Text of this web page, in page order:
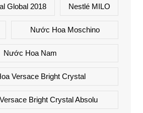
Global 2018 Nestlé MILO
Nước Hoa Moschino
Nước Hoa Nam
Versace Bright Crystal
Bright Crystal Absolu